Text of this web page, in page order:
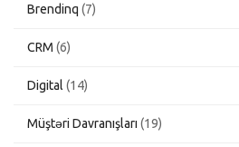
Brendinq (7)
CRM (6)
Digital (14)
Müştəri Davranışları (19)